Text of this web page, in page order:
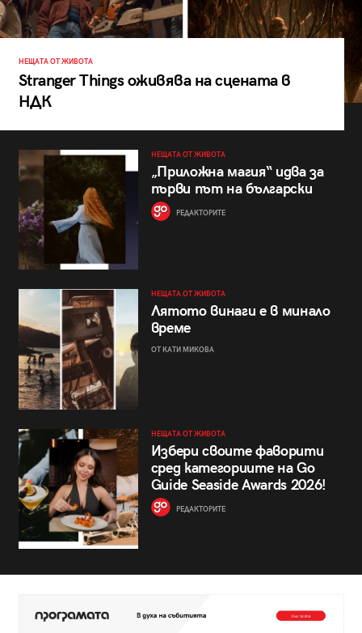
НЕЩАТА ОТ ЖИВОТА
Stranger Things оживява на сцената в
НДК
НЕЩАТА ОТ ЖИВОТА
„Приложна магия“ идва за
първи път на български
РЕДАКТОРИТЕ
НЕЩАТА ОТ ЖИВОТА
Лятото винаги е в минало
време
ОТ КАТИ МИКОВА
НЕЩАТА ОТ ЖИВОТА
Избери своите фаворити
сред категориите на Go
Guide Seaside Awards 2026!
РЕДАКТОРИТЕ